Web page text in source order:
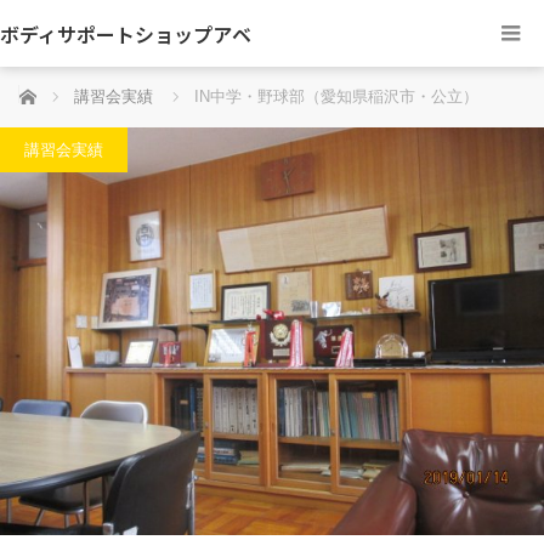
ボディサポートショップアベ
ホーム 講習会実績 IN中学・野球部（愛知県稲沢市・公立）
講習会実績